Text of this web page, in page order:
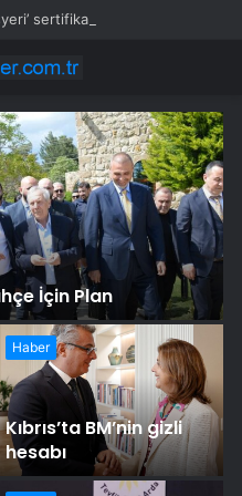
sertifikasına kavuştu
İçin Plan
Haber
Kıbrıs’ta BM’nin gizli
hesabı